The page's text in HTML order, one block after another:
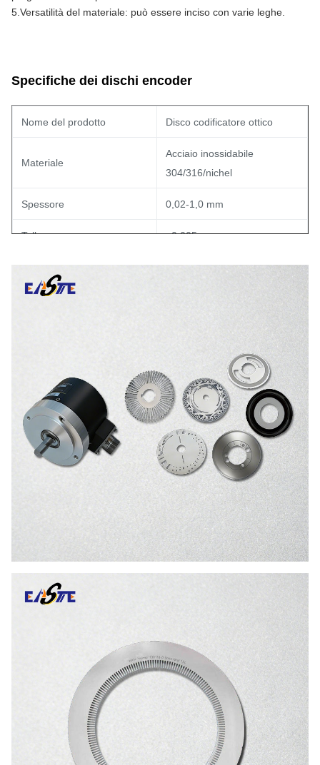
5.Versatilità del materiale: può essere inciso con varie leghe.
Specifiche dei dischi encoder
Nome del prodotto Disco codificatore ottico
Materiale
Acciaio inossidabile
304/316/nichel
Spessore 0,02-1,0 mm
Tolleranza ±0,005 mm
Larghezza minima della
linea
Codificatore rotativo
Fotoincisione chimica
Disponibile